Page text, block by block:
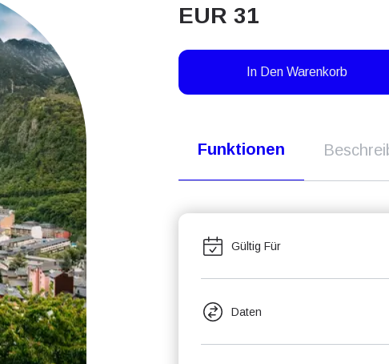
EUR 31
In Den Warenkorb
Funktionen
Gültig Für
Daten